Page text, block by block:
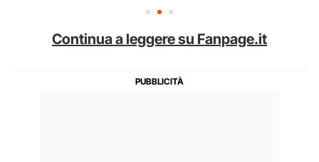
Continua a leggere su Fanpage.it